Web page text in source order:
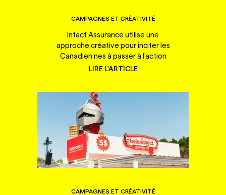
CAMPAGNES ET CRÉATIVITÉ
Intact Assurance utilise une
approche créative pour inciter les
Canadien·nes à passer à l'action
LIRE L'ARTICLE
CAMPAGNES ET CRÉATIVITÉ